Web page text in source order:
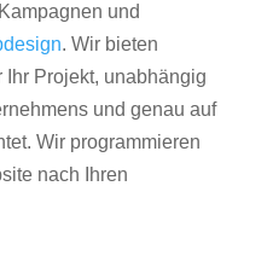
und
. Wir bieten
Projekt, unabhängig
und genau auf
Wir programmieren
nach Ihren